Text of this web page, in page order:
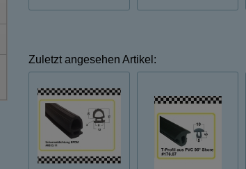
Zuletzt angesehen Artikel: